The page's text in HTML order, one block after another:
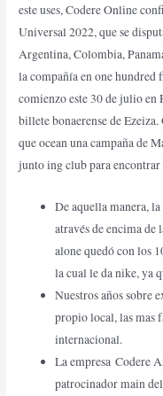
este uses, Codere Online
Universal 2022, que se
Argentina, Colombia,
la compañía en one
comienzo este 30 de julio
billete bonaerense de
que ocean una campaña de
junto ing club para encontrar
De aquella manera,
através de encima de
alone quedó con los
la cual le da nike, ya
Nuestros años sobre
propio local, las mas
internacional.
La empresa Codere
patrocinador main